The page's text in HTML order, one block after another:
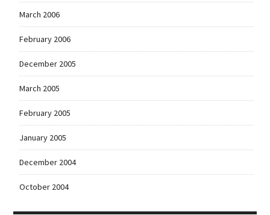
March 2006
February 2006
December 2005
March 2005
February 2005
January 2005
December 2004
October 2004